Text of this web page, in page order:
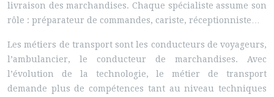
livraison des marchandises. Chaque spécialiste assume son
rôle : préparateur de commandes, cariste, réceptionniste…
Les métiers de transport sont les conducteurs de voyageurs,
l’ambulancier, le conducteur de marchandises. Avec
l’évolution de la technologie, le métier de transport
demande plus de compétences tant au niveau techniques